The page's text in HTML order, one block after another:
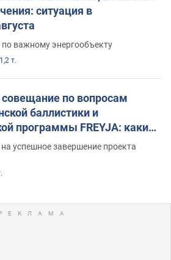
ситуация в
по важному энергообъекту
т.
совещание по вопросам
баллистики и
программы FREYJA: какие
успешное завершение проекта